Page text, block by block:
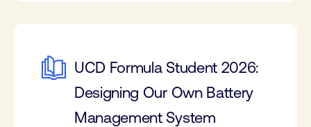
UCD Formula Student 2026:
Designing Our Own Battery
Management System